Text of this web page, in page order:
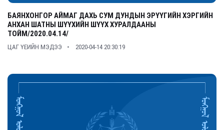
БАЯНХОНГОР АЙМАГ ДАХЬ СУМ ДУНДЫН ЭРҮҮГИЙН ХЭРГИЙН
АНХАН ШАТНЫ ШҮҮХИЙН ШҮҮХ ХУРАЛДААНЫ
ТОЙМ/2020.04.14/
ЦАГ ҮЕИЙН МЭДЭЭ 2020-04-14 20:30:19